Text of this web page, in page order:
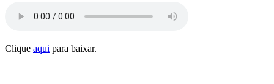
Clique aqui para baixar.